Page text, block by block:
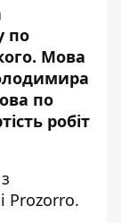
по
Мова
по
робіт
Prozorro.